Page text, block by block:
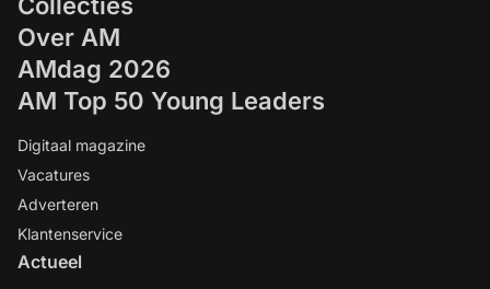
Over AM
AMdag 2026
AM Top 50 Young Leaders
Digitaal magazine
Vacatures
Adverteren
Klantenservice
Actueel